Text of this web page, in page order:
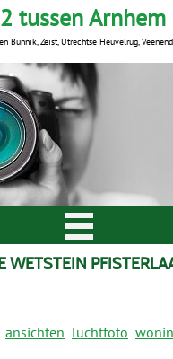
WETSTEIN
ansichten luchtfoto
tussen
Bunnik, Zeist, Utrechtse Heuvelrug,